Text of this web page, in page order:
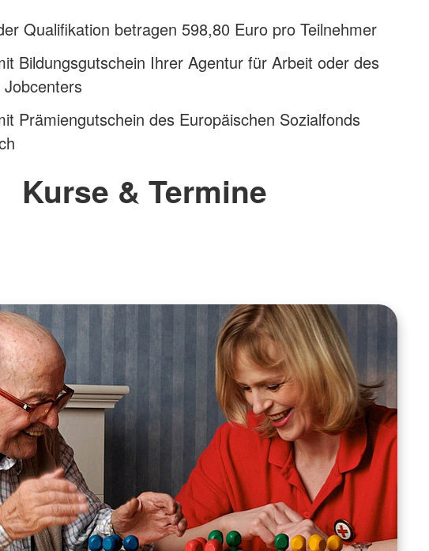
Qualifikation betragen 598,80 Euro pro Teilnehmer
Bildungsgutschein Ihrer Agentur für Arbeit oder des
Prämiengutschein des Europäischen Sozialfonds
Kurse & Termine